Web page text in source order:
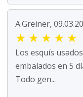
A.Greiner,
★ ★ ★ ★ ★
Los esquís
embalados en 5
Todo gen...